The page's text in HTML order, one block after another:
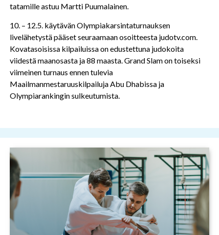
tatamille astuu Martti Puumalainen.
10. – 12.5. käytävän Olympiakarsintaturnauksen
livelähetystä pääset seuraamaan osoitteesta judotv.com.
Kovatasoisissa kilpailuissa on edustettuna judokoita
viidestä maanosasta ja 88 maasta. Grand Slam on toiseksi
viimeinen turnaus ennen tulevia
Maailmanmestaruuskilpailuja Abu Dhabissa ja
Olympiarankingin sulkeutumista.